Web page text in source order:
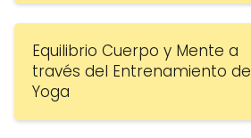
Equilibrio Cuerpo y Mente a
través del Entrenamiento de
Yoga